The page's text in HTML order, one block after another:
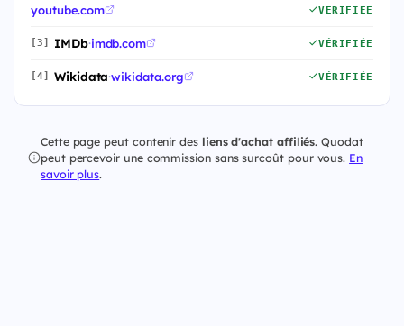
youtube.com VÉRIFIÉE
[3] IMDb·imdb.com VÉRIFIÉE
[4] Wikidata·wikidata.org VÉRIFIÉE
Cette page peut contenir des liens d'achat affiliés. Quodat
peut percevoir une commission sans surcoût pour vous. En
savoir plus.